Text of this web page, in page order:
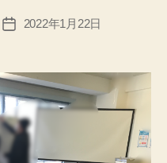
投
2022年1月22日